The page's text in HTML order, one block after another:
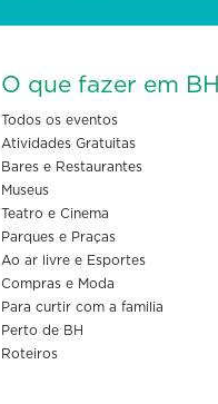
O que fazer em BH
Todos os eventos
Atividades Gratuitas
Bares e Restaurantes
Museus
Teatro e Cinema
Parques e Praças
Ao ar livre e Esportes
Compras e Moda
Para curtir com a familia
Perto de BH
Roteiros